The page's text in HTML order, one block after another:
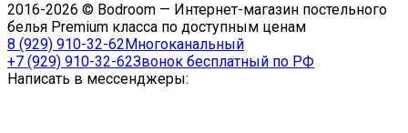
2016-2026 © Bodroom — Интернет-магазин постельного
белья Premium класса по доступным ценам
8 (929) 910-32-62 Многоканальный
+7 (929) 910-32-62Звонок бесплатный по РФ
Написать в мессенджеры: